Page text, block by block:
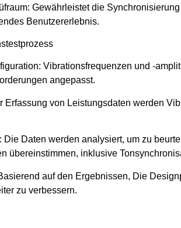
Gewährleistet die
Benutzererlebnis.
Vibrationsfrequenzen und -
angepasst.
Erfassung von Leistungsdaten werden
Die Daten werden analysiert, um zu
übereinstimmen, inklusive
auf den Ergebnissen, Die
zu verbessern.